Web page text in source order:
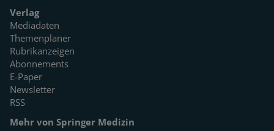
Verlag
Mediadaten
Themenplaner
Rubrikanzeigen
Abonnements
E-Paper
Newsletter
RSS
Mehr von Springer Medizin